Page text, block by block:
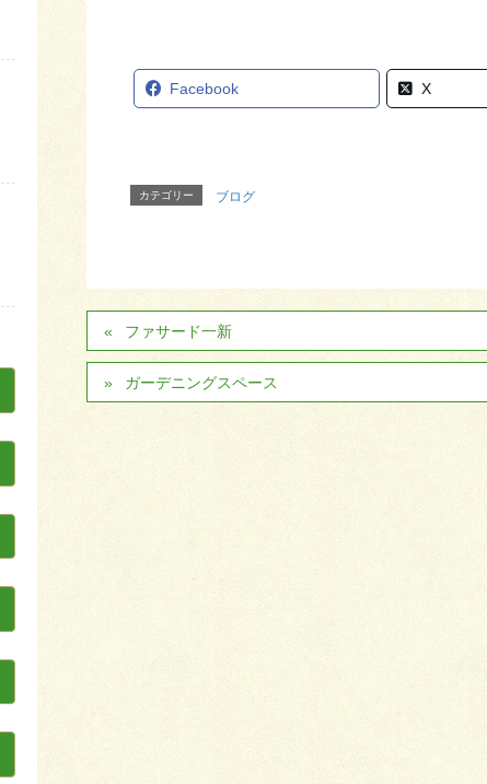
Facebook X
カテゴリー ブログ
ファサード一新
ガーデニングスペース